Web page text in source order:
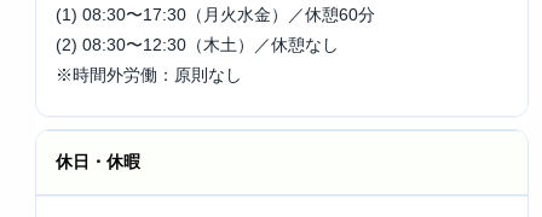
(1) 08:30〜17:30（月火水金）／休憩60分
(2) 08:30〜12:30（木土）／休憩なし
※時間外労働：原則なし
休日・休暇